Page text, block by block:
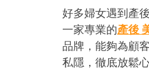
好多婦女遇到產
一家專業的產後
品牌，能夠為顧
私隱，徹底放鬆心